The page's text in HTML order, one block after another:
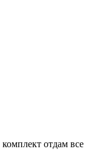
отдам все